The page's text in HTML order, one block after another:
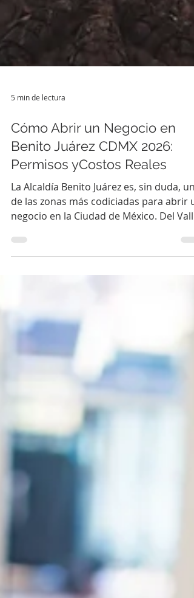
5 min de lectura
Cómo Abrir un Negocio en
Benito Juárez CDMX 2026:
Permisos yCostos Reales
negocio en la Ciudad de México. Del Valle,
constante, clientes con poder adquisitivo
y zonas comerciales consolidadas. 🏬 Si
tienes un local en Benito Juárez o estás
evaluando la zona, este artículo te explica
exactamente qué permisos necesitas,
cuánto cuestan y cuánto tardan en esta
alcaldía específica en 2026. Dir